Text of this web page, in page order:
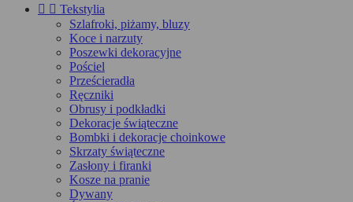
  Tekstylia
Szlafroki, piżamy, bluzy
Koce i narzuty
Poszewki dekoracyjne
Pościel
Prześcieradła
Ręczniki
Obrusy i podkładki
Dekoracje świąteczne
Bombki i dekoracje choinkowe
Skrzaty świąteczne
Zasłony i firanki
Kosze na pranie
Dywany